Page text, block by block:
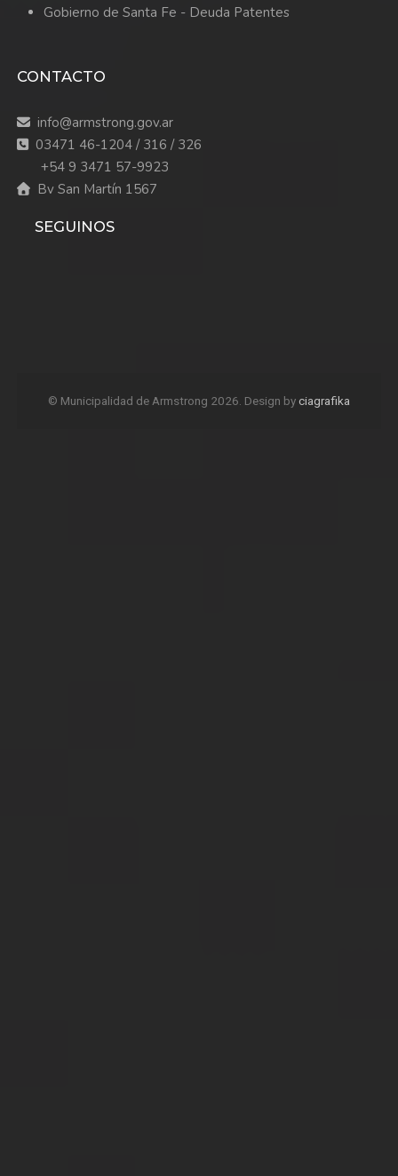
Gobierno de Santa Fe - Deuda Patentes
CONTACTO
info@armstrong.gov.ar
03471 46-1204 / 316 / 326
+54 9 3471 57-9923
Bv San Martín 1567
SEGUINOS
© Municipalidad de Armstrong 2026. Design byciagrafika